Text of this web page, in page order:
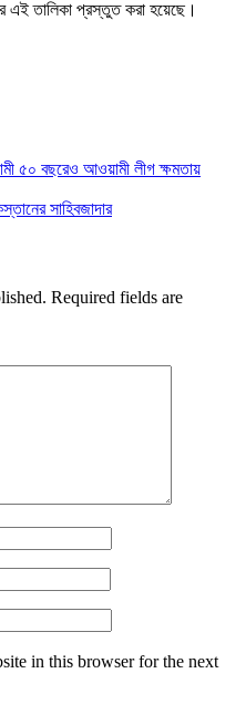
তালিকা প্রস্তুত করা হয়েছে।
৫০ বছরেও আওয়ামী লীগ ক্ষমতায়
সাহিবজাদার
Required fields are
in this browser for the next